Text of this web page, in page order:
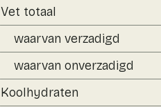
Vet totaal
waarvan verzadigd
waarvan onverzadigd
Koolhydraten